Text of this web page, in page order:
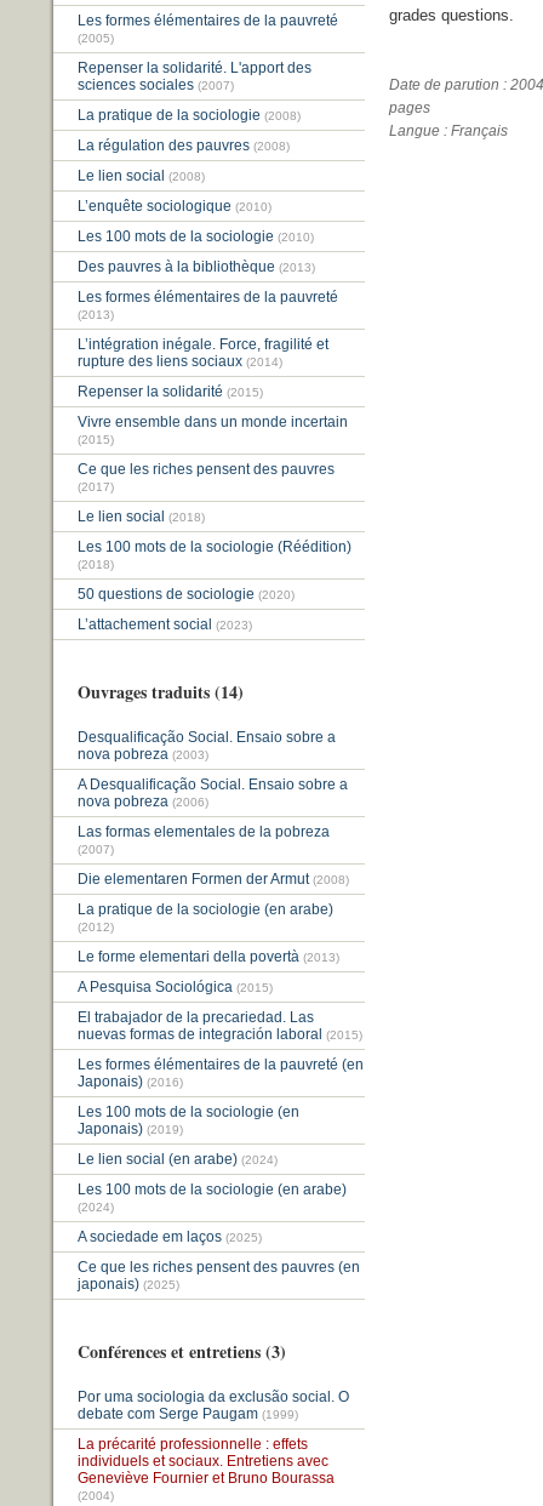
Les formes élémentaires de la pauvreté
(2005)
Repenser la solidarité. L'apport des
sciences sociales (2007)
La pratique de la sociologie (2008)
La régulation des pauvres (2008)
Le lien social (2008)
L’enquête sociologique (2010)
Les 100 mots de la sociologie (2010)
Des pauvres à la bibliothèque (2013)
Les formes élémentaires de la pauvreté
(2013)
L’intégration inégale. Force, fragilité et
rupture des liens sociaux (2014)
Repenser la solidarité (2015)
Vivre ensemble dans un monde incertain
(2015)
Ce que les riches pensent des pauvres
(2017)
Le lien social (2018)
Les 100 mots de la sociologie (Réédition)
(2018)
50 questions de sociologie (2020)
L’attachement social (2023)
Ouvrages traduits (14)
Desqualificação Social. Ensaio sobre a
nova pobreza (2003)
A Desqualificação Social. Ensaio sobre a
nova pobreza (2006)
Las formas elementales de la pobreza
(2007)
Die elementaren Formen der Armut (2008)
La pratique de la sociologie (en arabe)
(2012)
Le forme elementari della povertà (2013)
A Pesquisa Sociológica (2015)
El trabajador de la precariedad. Las
nuevas formas de integración laboral (2015)
Les formes élémentaires de la pauvreté (en
Japonais) (2016)
Les 100 mots de la sociologie (en
Japonais) (2019)
Le lien social (en arabe) (2024)
Les 100 mots de la sociologie (en arabe)
(2024)
A sociedade em laços (2025)
Ce que les riches pensent des pauvres (en
japonais) (2025)
Conférences et entretiens (3)
Por uma sociologia da exclusão social. O
debate com Serge Paugam (1999)
La précarité professionnelle : effets
individuels et sociaux. Entretiens avec
Geneviève Fournier et Bruno Bourassa
(2004)
grades questions.
Date de parution : 2004
pages
Langue : Français